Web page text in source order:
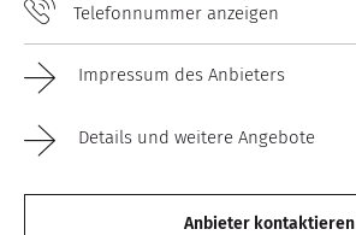
Telefonnummer anzeigen
Impressum des Anbieters
Details und weitere Angebote
Anbieter kontaktieren